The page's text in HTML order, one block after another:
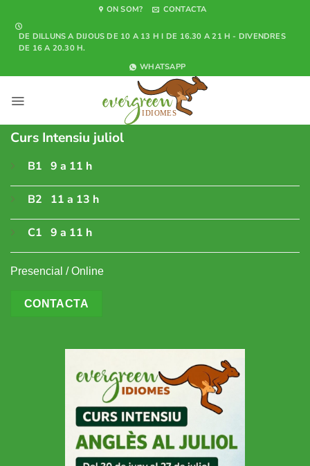
content
ON SOM? CONTACTA
DE DILLUNS A DIJOUS DE 10 A 13 H I DE 16.30 A 21 H - DIVENDRES
DE 16 A 20.30 H.
WHATSAPP
Curs Intensiu juliol
B1 9 a 11 h
B2 11 a 13 h
C1 9 a 11 h
Presencial / Online
CONTACTA